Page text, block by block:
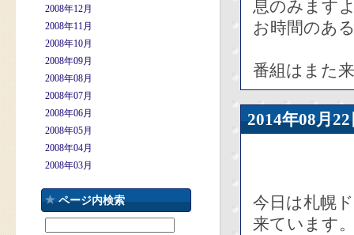
2008年12月
2008年11月
2008年10月
2008年09月
2008年08月
2008年07月
2008年06月
2008年05月
2008年04月
2008年03月
ページ内検索
息のみます
お時間のあ
番組はまた
2014年08
今日は札幌
来ています